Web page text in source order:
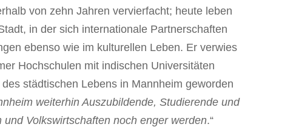
von zehn Jahren vervierfacht; heute leben
in der sich internationale Partnerschaften
ebenso wie im kulturellen Leben. Er verwies
Hochschulen mit indischen Universitäten
städtischen Lebens in Mannheim geworden
weiterhin Auszubildende, Studierende und
Volkswirtschaften noch enger werden.“